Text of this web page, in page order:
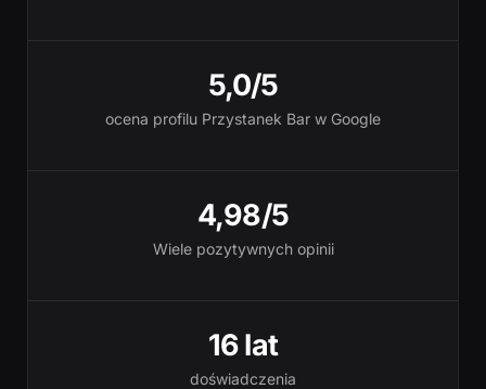
5,0/5
ocena profilu Przystanek Bar w Google
4,98/5
Wiele pozytywnych opinii
16 lat
doświadczenia